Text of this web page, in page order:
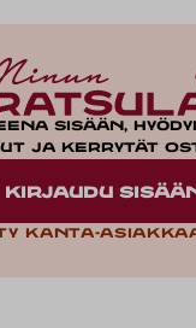
sisään,
ja kerrytät
KIRJAUDU
kanta-